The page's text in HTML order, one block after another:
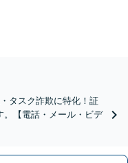
タスク詐欺に特化！証
。【電話・メール・ビデ